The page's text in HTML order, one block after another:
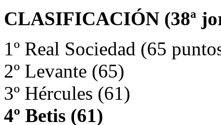
CLASIFICACIÓN (38ª
1º Real Sociedad (65
2º Levante (65)
3º Hércules (61)
4º Betis (61)